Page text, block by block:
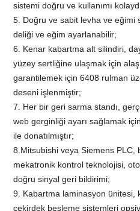
sistemi doğru ve kullanımı
5. Doğru ve sabit levha ve eğimi
deliği ve eğim ayarlanabilir;
6. Kenar kabartma alt silindiri,
yüzey sertliğine ulaşmak için
garantilemek için 6408 rulman
deseni işlenmiştir;
7. Her bir geri sarma standı,
web gerginliği ayarı sağlamak
ile donatılmıştır;
8.Mitsubishi veya Siemens PLC,
mekatronik kontrol teknolojisi,
doğru sinyal geri bildirimi;
9. Kabartma laminasyon ünitesi,
çekirdek besleme sistemleri